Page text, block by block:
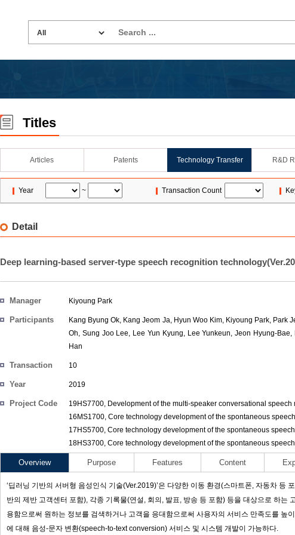
Titles
Articles Patents Technology Transfer R&D
Year ~ Transaction Count
Detail
Deep learning-based server-type speech recognition
Manager Kiyoung Park
Participants Kang Byung Ok, Kang Jeom Ja, Hyun Woo Kim, Kiyoung Park, Park
Oh, Sung Joo Lee, Lee Yun Kyung, Lee Yunkeun,Jeon Hyung-Bae,
Han
Transaction
10
Year 2019
Project Code 19HS7700, Development of the multi-speaker conversational speech
16MS1700, Core technology development of the spontaneous
17HS5700, Core technology development of the spontaneous
18HS3700, Core technology development of the spontaneous
Overview Purpose Features Content
‘딥러닝 기반의 서버형 음성인식 기술(Ver.2019)’은 다양한 이동 환경(스마트폰, 자동차 등
반의 제반 고객센터 포함), 각종 기록물(연설, 회의, 발표, 방송 등 포함) 등을 대상으로 하는
용함으로써 원하는 정보를 검색하거나 고객을 응대함으로써 사용자의 서비스 만족도를 높
에 대해 음성-문자 변환(speech-to-text conversion) 서비스 및 시스템 개발이 가능하다.